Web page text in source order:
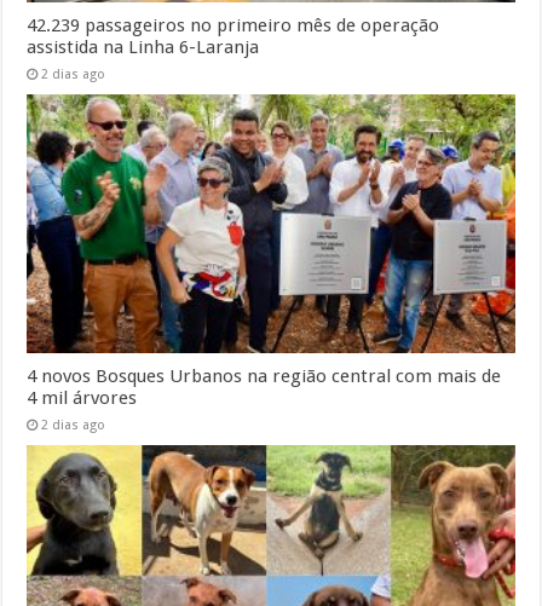
42.239 passageiros no primeiro mês de operação
assistida na Linha 6-Laranja
2 dias ago
4 novos Bosques Urbanos na região central com mais de
4 mil árvores
2 dias ago